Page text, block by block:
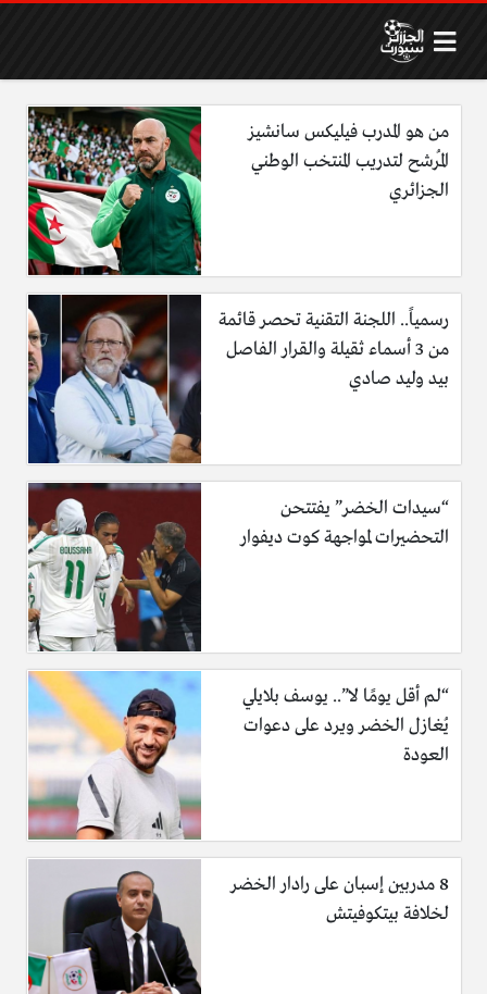
من هو المدرب فيليكس سانشيز
المُرشح لتدريب المنتخب الوطني
الجزائري
رسمياً.. اللجنة التقنية تحصر قائمة
من 3 أسماء ثقيلة والقرار الفاصل
بيد وليد صادي
“سيدات الخضر” يفتتحن
التحضيرات لمواجهة كوت ديفوار
“لم أقل يومًا لا”.. يوسف بلايلي
يُغازل الخضر ويرد على دعوات
العودة
8 مدربين إسبان على رادار الخضر
لخلافة بيتكوفيتش